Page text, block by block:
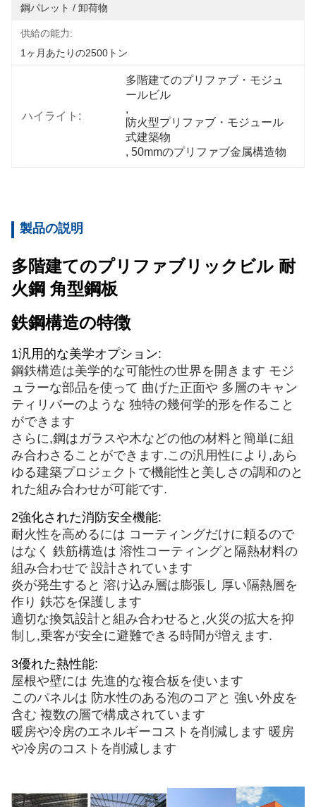
鋼パレット / 卸荷物
供給の能力:
1ヶ月あたりの2500トン
ハイライト:
多階建てのプリファブ・モジュ
ールビル
,
防火型プリファブ・モジュール
式建築物
, 50mmのプリファブ金属構造物
製品の説明
多階建てのプリファブリックビル 耐
火鋼 角型鋼板
鉄鋼構造の特徴
1汎用的な美学オプション:
鋼鉄構造は美学的な可能性の世界を開きます モジ
ュラーな部品を使って 曲げた正面や 多層のキャン
ティリバーのような 独特の幾何学的形を作ること
ができます
さらに,鋼はガラスや木などの他の材料と簡単に組
み合わさることができます.この汎用性により,あら
ゆる建築プロジェクトで機能性と美しさの調和のと
れた組み合わせが可能です.
2強化された消防安全機能:
耐火性を高めるには コーティングだけに頼るので
はなく 鉄筋構造は 溶性コーティングと隔熱材料の
組み合わせで 設計されています
炎が発生すると 溶け込み層は膨張し 厚い隔熱層を
作り 鉄芯を保護します
適切な換気設計と組み合わせると,火災の拡大を抑
制し,乗客が安全に避難できる時間が増えます.
3優れた熱性能:
屋根や壁には 先進的な複合板を使います
このパネルは 防水性のある泡のコアと 強い外皮を
含む 複数の層で構成されています
暖房や冷房のエネルギーコストを削減します 暖房
や冷房のコストを削減します